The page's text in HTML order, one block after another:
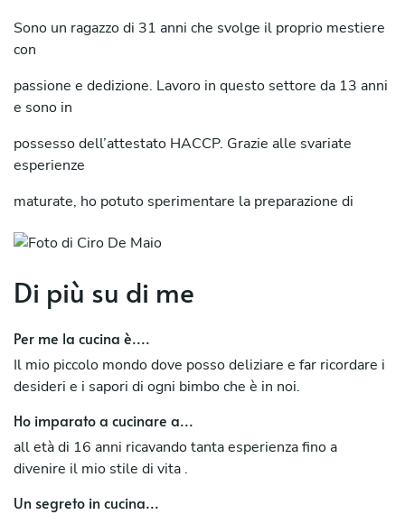
Sono un ragazzo di 31 anni che svolge il proprio mestiere
con
passione e dedizione. Lavoro in questo settore da 13 anni
e sono in
possesso dell’attestato HACCP. Grazie alle svariate
esperienze
maturate, ho potuto sperimentare la preparazione di
ragazzo
apprendere
sempre nuove tecniche!
Sono in grado di gestire tutto quello che riguarda il
settore: dalla
preparazione delle materie prime al prodotto finito.
Di più su di me
Per me la cucina è....
Il mio piccolo mondo dove posso deliziare e far ricordare i
desideri e i sapori di ogni bimbo che è in noi.
Ho imparato a cucinare a...
all età di 16 anni ricavando tanta esperienza fino a
divenire il mio stile di vita .
Un segreto in cucina...